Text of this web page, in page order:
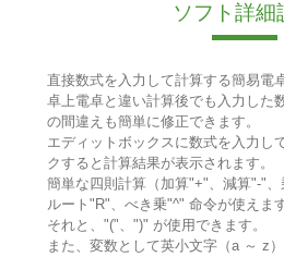
ソフト詳細
直接数式を入力して計算する簡易電
卓上電卓と違い計算後でも入力した
の間違えも簡単に修正できます。
エディットボックスに数式を入力し
クすると計算結果が表示されます。
簡単な四則計算（加算"+"、減算"-"
ルート"R"、べき乗"^" 命令が使えます
それと、"("、")" が使用できます。
また、変数として英小文字（a ～ z）